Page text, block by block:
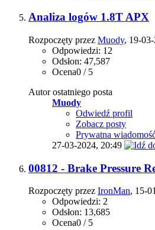
Analiza logów 1.8T APX
Rozpoczęty przez Muody, 19-
Odpowiedzi: 12
Odsłon: 47,587
Ocena0 / 5
Autor ostatniego posta
Muody
Odwiedź profil
Zobacz posty
Prywatna
27-03-2024, 20:49
00812 - Brake Pressure
Rozpoczęty przez IronMan, 15-
Odpowiedzi: 2
Odsłon: 13,685
Ocena0 / 5